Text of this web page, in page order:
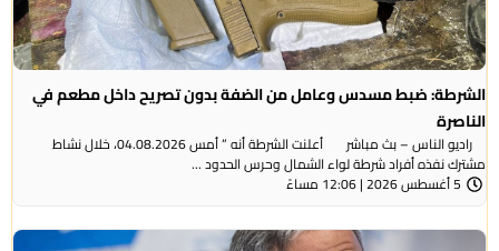
الشرطة: ضبط مسدس وعامل من الضفة بدون تصريح داخل مطعم في
الناصرة
راديو الناس – بث مباشر أعلنت الشرطة أنه ” أمس 04.08.2026، خلال نشاط
مشترك نفذه أفراد شرطة لواء الشمال وحرس الحدود ...
5 أغسطس 2026 | 12:06 مساءً